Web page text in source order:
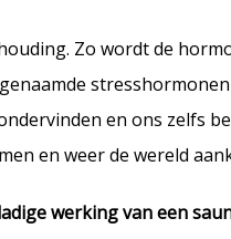
Zo wordt de
en ons zelfs
en weer de wereld
werking van een